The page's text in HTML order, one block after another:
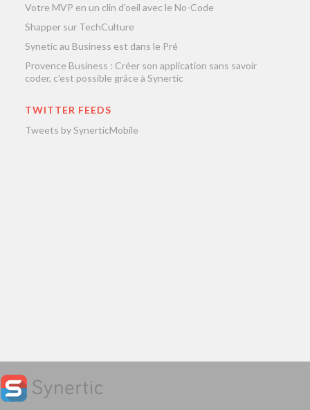
Votre MVP en un clin d’oeil avec le No-Code
Shapper sur TechCulture
Synetic au Business est dans le Pré
Provence Business : Créer son application sans savoir
coder, c’est possible grâce à Synertic
TWITTER FEEDS
Tweets by SynerticMobile